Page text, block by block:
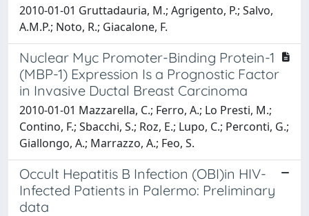
2010-01-01 Gruttadauria, M.; Agrigento, P.; Salvo,
A.M.P.; Noto, R.; Giacalone, F.
Nuclear Myc Promoter-Binding Protein-1
(MBP-1) Expression Is a Prognostic Factor
in Invasive Ductal Breast Carcinoma
2010-01-01 Mazzarella, C.; Ferro, A.; Lo Presti, M.;
Contino, F.; Sbacchi, S.; Roz, E.; Lupo, C.; Perconti, G.;
Giallongo, A.; Marrazzo, A.; Feo, S.
Occult Hepatitis B Infection (OBI)in HIV-
Infected Patients in Palermo: Preliminary
data